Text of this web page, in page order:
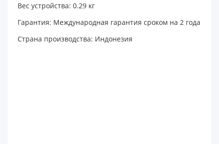
Вес устройства: 0.29 кг
Гарантия: Международная гарантия сроком на 2 года
Страна производства: Индонезия